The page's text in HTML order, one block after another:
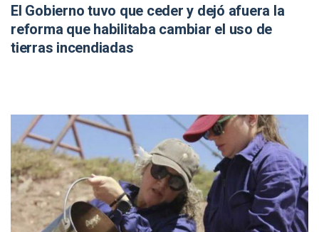
El Gobierno tuvo que ceder y dejó afuera la
reforma que habilitaba cambiar el uso de
tierras incendiadas